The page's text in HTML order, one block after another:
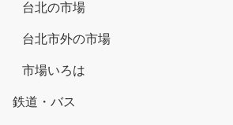
台北の市場
台北市外の市場
市場いろは
鉄道・バス